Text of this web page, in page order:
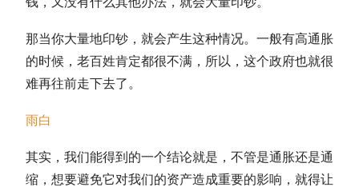
那当你大量地印钞，就会产生这种情况。一般有高通胀
的时候，老百姓肯定都很不满，所以，这个政府也就很
难再往前走下去了。
雨白
其实，我们能得到的一个结论就是，不管是通胀还是通
缩，想要避免它对我们的资产造成重要的影响，就得让